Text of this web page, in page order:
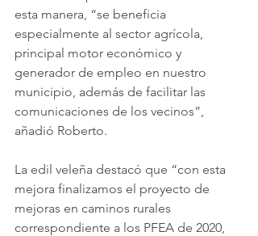
esta manera, “se beneficia
especialmente al sector agrícola,
principal motor económico y
generador de empleo en nuestro
municipio, además de facilitar las
comunicaciones de los vecinos”,
añadió Roberto.
La edil veleña destacó que “con esta
mejora finalizamos el proyecto de
mejoras en caminos rurales
correspondiente a los PFEA de 2020,